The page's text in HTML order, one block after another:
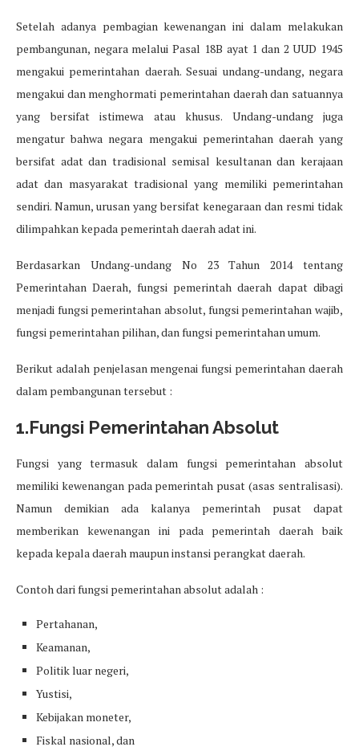
Setelah adanya pembagian kewenangan ini dalam melakukan
pembangunan, negara melalui Pasal 18B ayat 1 dan 2 UUD 1945
mengakui pemerintahan daerah. Sesuai undang-undang, negara
mengakui dan menghormati pemerintahan daerah dan satuannya
yang bersifat istimewa atau khusus. Undang-undang juga
mengatur bahwa negara mengakui pemerintahan daerah yang
bersifat adat dan tradisional semisal kesultanan dan kerajaan
adat dan masyarakat tradisional yang memiliki pemerintahan
sendiri. Namun, urusan yang bersifat kenegaraan dan resmi tidak
dilimpahkan kepada pemerintah daerah adat ini.
Berdasarkan Undang-undang No 23 Tahun 2014 tentang
Pemerintahan Daerah, fungsi pemerintah daerah dapat dibagi
menjadi fungsi pemerintahan absolut, fungsi pemerintahan wajib,
fungsi pemerintahan pilihan, dan fungsi pemerintahan umum.
Berikut adalah penjelasan mengenai fungsi pemerintahan daerah
dalam pembangunan tersebut :
1.Fungsi Pemerintahan Absolut
Fungsi yang termasuk dalam fungsi pemerintahan absolut
memiliki kewenangan pada pemerintah pusat (asas sentralisasi).
Namun demikian ada kalanya pemerintah pusat dapat
memberikan kewenangan ini pada pemerintah daerah baik
kepada kepala daerah maupun instansi perangkat daerah.
Contoh dari fungsi pemerintahan absolut adalah :
Pertahanan,
Keamanan,
Politik luar negeri,
Yustisi,
Kebijakan moneter,
Fiskal nasional, dan